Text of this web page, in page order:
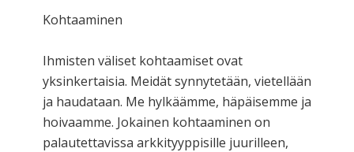
Kohtaaminen
Ihmisten väliset kohtaamiset ovat
yksinkertaisia. Meidät synnytetään, vietellään
ja haudataan. Me hylkäämme, häpäisemme ja
hoivaamme. Jokainen kohtaaminen on
palautettavissa arkkityyppisille juurilleen,